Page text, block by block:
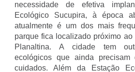
necessidade de efetiva
Ecológico Sucupira, à época
atualmente é um dos mais
parque fica localizado próximo
Planaltina. A cidade tem
ecológicos que ainda precisam
cuidados. Além da Estação